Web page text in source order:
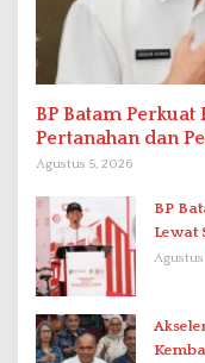
BP Batam
Pertanahan dan
Agustus 5, 2026
BP
Lewat